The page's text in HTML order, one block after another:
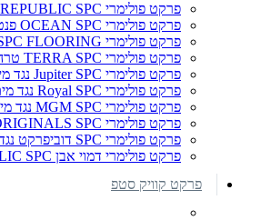
פרקט פולימרי REPUBLIC SPC נגד מים
פרקט פולימרי OCEAN SPC פנטום נגד מים
פרקט פולימרי SPC FLOORING נגד מים
פרקט פולימרי TERRA SPC טרה נגד מים
פרקט פולימרי Jupiter SPC נגד מים
פרקט פולימרי Royal SPC נגד מים
פרקט פולימרי MGM SPC נגד מים
פרקט פולימרי ORIGINALS SPC נגד מים
פרקט פולימרי SPC דוביפרקט נגד מים
פרקט פולימרי דמוי אבן REPUBLIC SPC נגד מים
פרקט קוויק סטפ